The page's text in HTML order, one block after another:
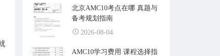
北京AMC10考点在哪 真题与
备考规划指南
2026-08-04
AMC10学习费用 课程选择指